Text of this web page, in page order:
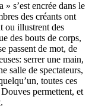
s’est encrée dans le
des créants ont
ou illustrent des
des bouts de corps,
passent de mot, de
serrer une main,
salle de spectateurs,
toutes ces
permettent, et